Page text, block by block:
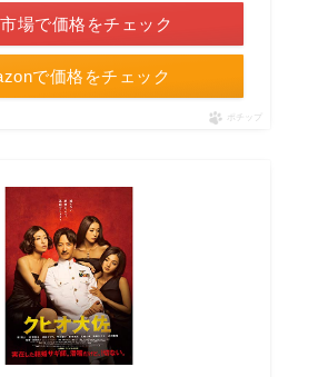
で価格をチェック
場で価格をチェック
ポチップ